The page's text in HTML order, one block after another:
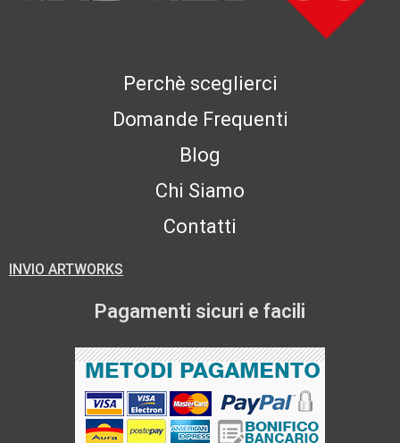
Perchè sceglierci
Domande Frequenti
Blog
Chi Siamo
Contatti
INVIO ARTWORKS
Pagamenti sicuri e facili